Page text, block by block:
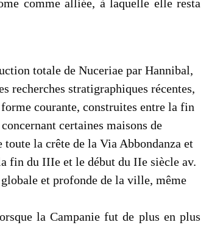
comme alliée, à laquelle elle resta
totale de Nuceriae par Hannibal,
recherches stratigraphiques récentes,
courante, construites entre la fin
certaines maisons de
la crête de la Via Abbondanza et
fin du IIIe et le début du IIe siècle av.
et profonde de la ville, même
la Campanie fut de plus en plus